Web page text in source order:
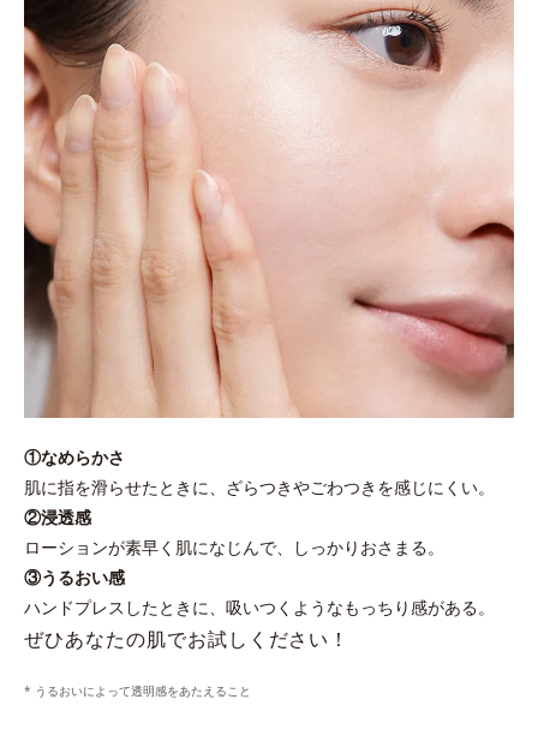
①なめらかさ
肌に指を滑らせたときに、ざらつきやごわつきを感じにくい。
②浸透感
ローションが素早く肌になじんで、しっかりおさまる。
③うるおい感
ハンドプレスしたときに、吸いつくようなもっちり感がある。
ぜひあなたの肌でお試しください！
* うるおいによって透明感をあたえること